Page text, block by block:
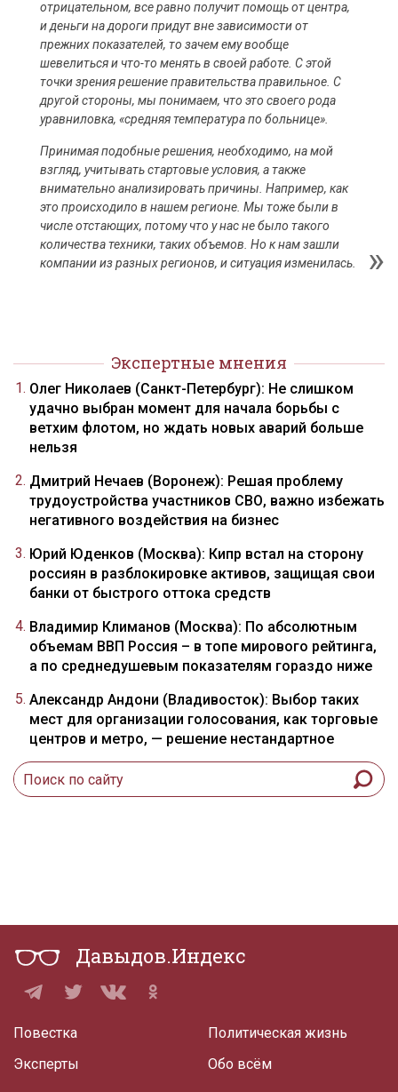
отрицательном, все равно получит помощь от центра,
и деньги на дороги придут вне зависимости от
прежних показателей, то зачем ему вообще
шевелиться и что-то менять в своей работе. С этой
точки зрения решение правительства правильное. С
другой стороны, мы понимаем, что это своего рода
уравниловка, «средняя температура по больнице».
Принимая подобные решения, необходимо, на мой
взгляд, учитывать стартовые условия, а также
внимательно анализировать причины. Например, как
это происходило в нашем регионе. Мы тоже были в
числе отстающих, потому что у нас не было такого
количества техники, таких объемов. Но к нам зашли
компании из разных регионов, и ситуация изменилась.
Экспертные мнения
Олег Николаев (Санкт-Петербург): Не слишком
удачно выбран момент для начала борьбы с
ветхим флотом, но ждать новых аварий больше
нельзя
Дмитрий Нечаев (Воронеж): Решая проблему
трудоустройства участников СВО, важно избежать
негативного воздействия на бизнес
Юрий Юденков (Москва): Кипр встал на сторону
россиян в разблокировке активов, защищая свои
банки от быстрого оттока средств
Владимир Климанов (Москва): По абсолютным
объемам ВВП Россия – в топе мирового рейтинга,
а по среднедушевым показателям гораздо ниже
Александр Андони (Владивосток): Выбор таких
мест для организации голосования, как торговые
центров и метро, — решение нестандартное
Давыдов.Индекс
Повестка
Эксперты
Политическая жизнь
Обо всём